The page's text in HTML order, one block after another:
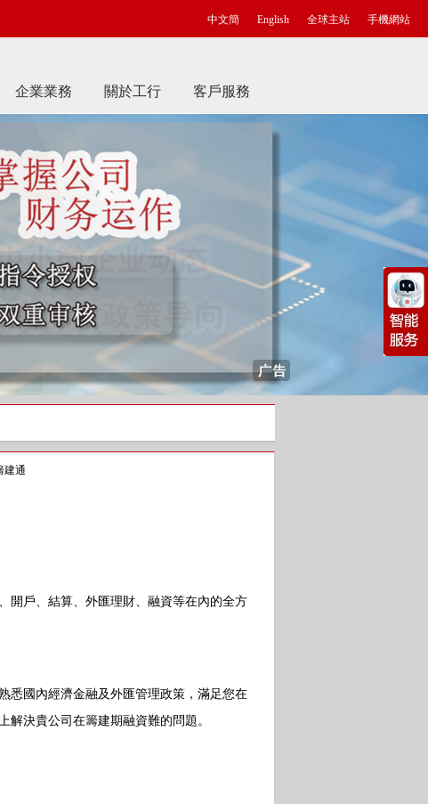
中文簡 English 全球主站 手機網站
企業業務 關於工行 客戶服務
建通
戶、結算、外匯理財、融資等在內的全方
國內經濟金融及外匯管理政策，滿足您在
決貴公司在籌建期融資難的問題。